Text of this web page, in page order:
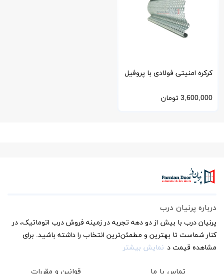
کرکره امنیتی فولادی با پروفیل
سوراخ دار
3,600,000 تومان
درباره پرنیان درب
پرنیان درب با بیش از دو دهه تجربه در زمینه فروش درب اتوماتیک، در
کنار شماست تا بهترین و مطمئن‌ترین انتخاب را داشته باشید. برای
مشاهده قیمت د نمایش بیشتر
تماس با ما قوانین و مقررات